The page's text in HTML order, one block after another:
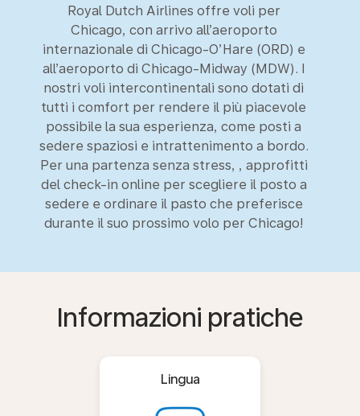
Royal Dutch Airlines offre voli per
Chicago, con arrivo all’aeroporto
internazionale di Chicago-O’Hare (ORD) e
all’aeroporto di Chicago-Midway (MDW). I
nostri voli intercontinentali sono dotati di
tutti i comfort per rendere il più piacevole
possibile la sua esperienza, come posti a
sedere spaziosi e intrattenimento a bordo.
Per una partenza senza stress, , approfitti
del check-in online per scegliere il posto a
sedere e ordinare il pasto che preferisce
durante il suo prossimo volo per Chicago!
Informazioni pratiche
Lingua